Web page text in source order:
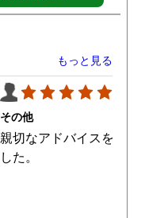
もっと見る
その他
親切なアドバイスを頂き
した。